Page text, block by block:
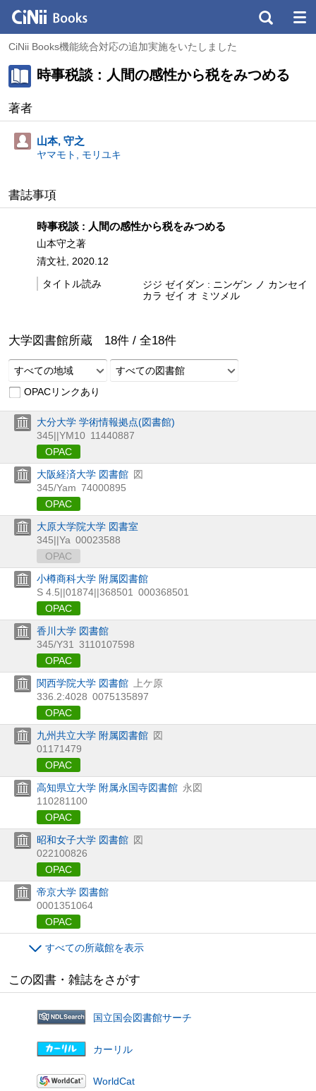
CiNii Books機能統合対応の追加実施をいたしました
時事税談 : 人間の感性から税をみつめる
著者
山本, 守之
ヤマモト, モリユキ
書誌事項
時事税談 : 人間の感性から税をみつめる
山本守之著
清文社, 2020.12
タイトル読み
ジジ ゼイダン : ニンゲン ノ カンセイ
カラ ゼイ オ ミツメル
大学図書館所蔵 18件 / 全18件
すべての地域
すべての図書館
OPACリンクあり
大分大学 学術情報拠点(図書館)
345||YM10 11440887
OPAC
大阪経済大学 図書館 図
345/Yam 74000895
OPAC
大原大学院大学 図書室
345||Ya 00023588
OPAC
小樽商科大学 附属図書館
S 4.5||01874||368501
000368501
OPAC
香川大学 図書館
345/Y31
3110107598
OPAC
関西学院大学 図書館
上ケ原
336.2:4028 0075135897
OPAC
九州共立大学 附属図書館 図
01171479
OPAC
高知県立大学 附属永国寺図書館 永図
110281100
OPAC
昭和女子大学 図書館 図
022100826
OPAC
帝京大学 図書館
0001351064
OPAC
すべての所蔵館を表示
この図書・雑誌をさがす
国立国会図書館サーチ
カーリル
WorldCat